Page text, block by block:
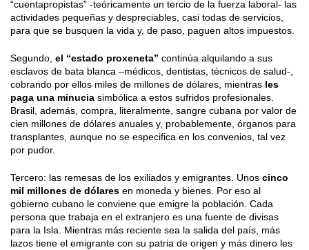
“cuentapropistas” -teóricamente un tercio de la fuerza laboral- las
actividades pequeñas y despreciables, casi todas de servicios,
para que se busquen la vida y, de paso, paguen altos impuestos.
Segundo, el “estado proxeneta” continúa alquilando a sus
esclavos de bata blanca –médicos, dentistas, técnicos de salud-,
cobrando por ellos miles de millones de dólares, mientras les
paga una minucia simbólica a estos sufridos profesionales.
Brasil, además, compra, literalmente, sangre cubana por valor de
cien millones de dólares anuales y, probablemente, órganos para
transplantes, aunque no se especifica en los convenios, tal vez
por pudor.
Tercero: las remesas de los exiliados y emigrantes. Unos cinco
mil millones de dólares en moneda y bienes. Por eso al
gobierno cubano le conviene que emigre la población. Cada
persona que trabaja en el extranjero es una fuente de divisas
para la Isla. Mientras más reciente sea la salida del país, más
lazos tiene el emigrante con su patria de origen y más dinero les